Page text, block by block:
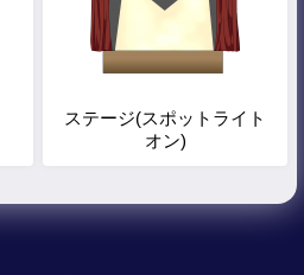
ステージ(スポットライト
オン)